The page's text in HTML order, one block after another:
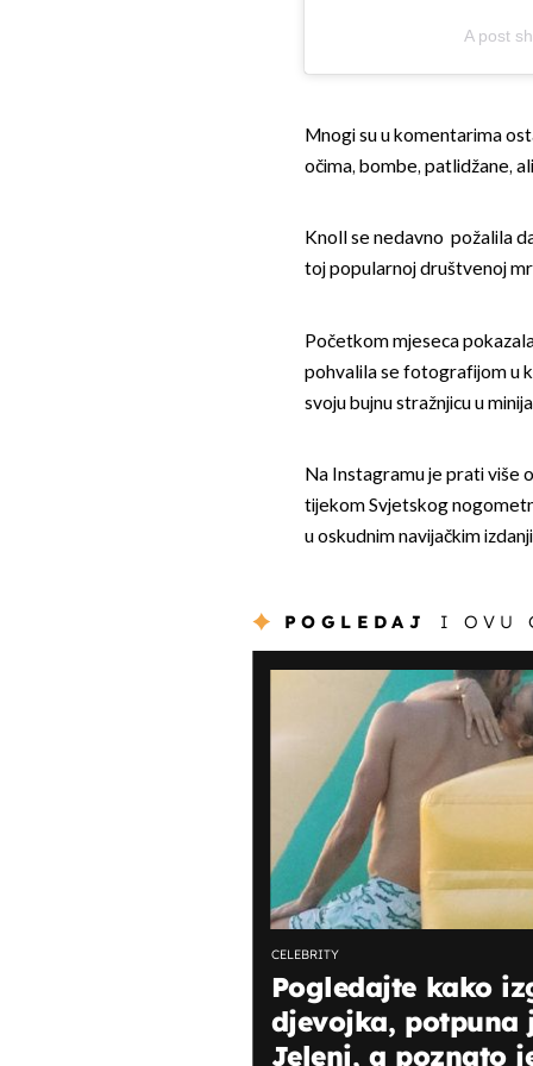
A post
Mnogi su u komentarima
očima, bombe, patlidžane,
Knoll se nedavno požalila
toj popularnoj društvenoj
Početkom mjeseca
pohvalila se fotografijom u
svoju bujnu stražnjicu u
Na Instagramu je prati više
tijekom Svjetskog
u oskudnim navijačkim
POGLEDAJ I OVU
CELEBRITY
Pogledajte kako
djevojka, potpuna
Jeleni, a poznato